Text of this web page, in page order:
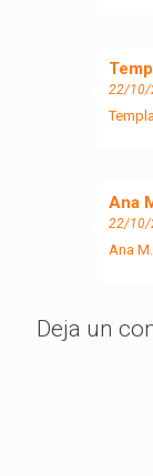
22/10/
Ana
22/10/
Ana
Deja un